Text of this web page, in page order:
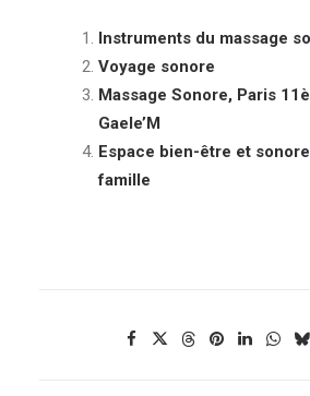
Instruments du massage
Voyage sonore
Massage Sonore, Paris
Gaele’M
Espace bien-être et
famille